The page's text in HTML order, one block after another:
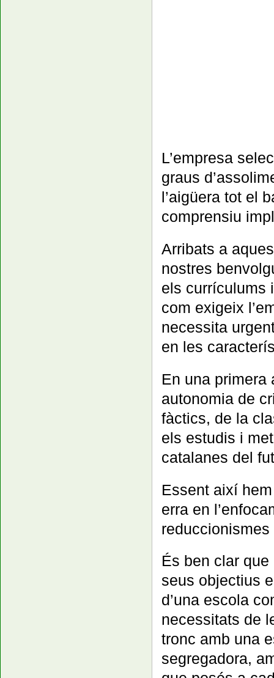
L’empresa
graus
l’aigüera tot el
comprensiu
Arribats a
nostres
els currículums
com exigeix
necessita
en les
En una primera
autonomia de
fàctics, de la
els estudis i
catalanes del
Essent així
erra en
És ben clar
seus objectius
d’una escola
necessitats de
tronc amb una
segregadora,